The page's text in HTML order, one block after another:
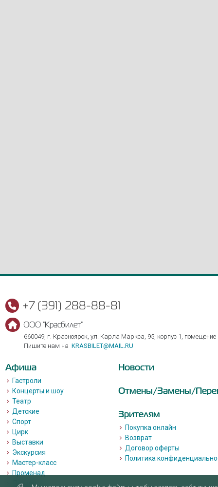
+7 (391) 288-88-81
ООО "Красбилет"
660049, г. Красноярск, ул. Карла Маркса, 95, корпус 1, помещение
Пишите нам на KRASBILET@MAIL.RU
Афиша
Гастроли
Концерты и шоу
Театр
Детские
Спорт
Цирк
Выставки
Экскурсия
Мастер-класс
Променад
Лекции
Новости
Отмены/Замены/
Зрителям
Покупка онлайн
Возврат
Договор оферты
Политика